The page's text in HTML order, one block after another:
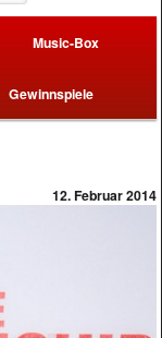
Music-Box
Gewinnspiele
12. Februar 2014